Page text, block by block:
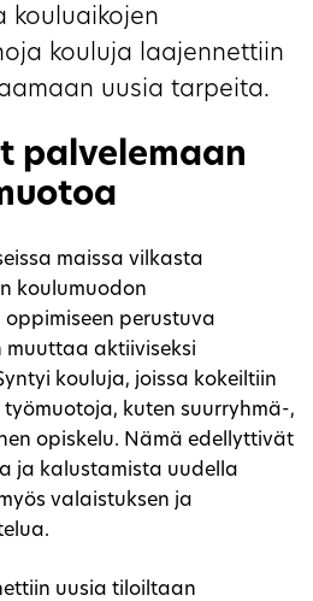
kouluaikojen
kouluja laajennettiin
uusia tarpeita.
palvelemaan
maissa vilkasta
koulumuodon
perustuva
muuttaa aktiiviseksi
kouluja, joissa kokeiltiin
kuten suurryhmä-,
opiskelu. Nämä edellyttivät
ja kalustamista uudella
valaistuksen ja
uusia tiloiltaan